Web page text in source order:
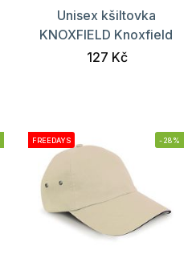
Unisex kšiltovka
KNOXFIELD Knoxfield
127 Kč
FREEDAYS -28%